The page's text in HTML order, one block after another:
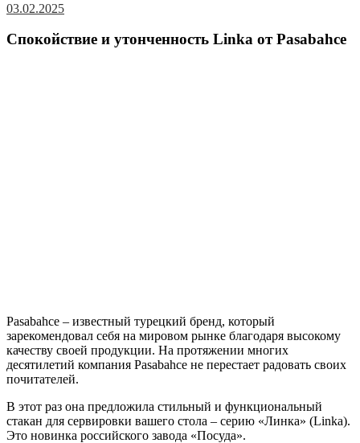
03.02.2025
Спокойствие и утонченность Linka от Pasabahce
Pasabahce – известный турецкий бренд, который
зарекомендовал себя на мировом рынке благодаря высокому
качеству своей продукции. На протяжении многих
десятилетий компания Pasabahce не перестает радовать своих
почитателей.
В этот раз она предложила стильный и функциональный
стакан для сервировки вашего стола – серию «Линка» (Linka).
Это новинка российского завода «Посуда».